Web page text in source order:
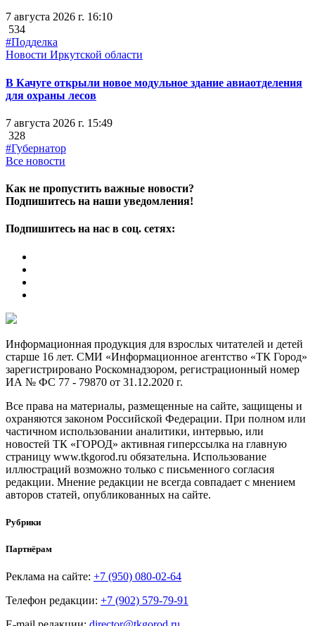
7 августа 2026 г. 16:10
534
#Подделка
Новости Иркутской области
В Качуге открыли новое модульное здание авиаотделения
для охраны лесов
7 августа 2026 г. 15:49
328
#Губернатор
Все новости
Как не пропустить важные новости?
Подпишитесь на наши уведомления!
Подпишитесь на нас в соц. сетях:
Информационная продукция для взрослых читателей и детей
старше 16 лет. СМИ «Информационное агентство «ТК Город»
зарегистрировано Роскомнадзором, регистрационный номер
ИА № ФС 77 - 79870 от 31.12.2020 г.
Все права на материалы, размещенные на сайте, защищены и
охраняются законом Российской Федерации. При полном или
частичном использовании аналитики, интервью, или
новостей ТК «ГОРОД» активная гиперссылка на главную
страницу www.tkgorod.ru обязательна. Использование
иллюстраций возможно только с письменного согласия
редакции. Мнение редакции не всегда совпадает с мнением
авторов статей, опубликованных на сайте.
Рубрики
Партнёрам
Реклама на сайте: +7 (950) 080-02-64
Телефон редакции: +7 (902) 579-79-91